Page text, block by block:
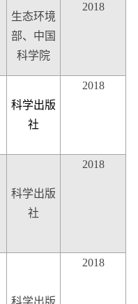
生态环境
部、中国
科学院
2018
科学出版
社
2018
科学出版
社
2018
科学出版
2018